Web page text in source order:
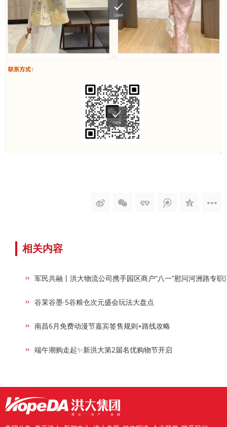
相关内容
军民共融丨洪大物流公司携手园区商户“八一”慰问河洲路专职
谷茉谷墨·5谷粮仓次元盛会玩法大盘点
南昌6月免费动漫节嘉宾签售规则+路线攻略
端午潮购走起✨新洪大第2届名优购物节开启